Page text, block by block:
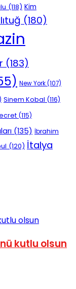
(118) Kim
(180)
(183)
New York(107)
Sinem Kobal (116)
(115)
(135) İbrahim
(120) İtalya
kutlu olsun